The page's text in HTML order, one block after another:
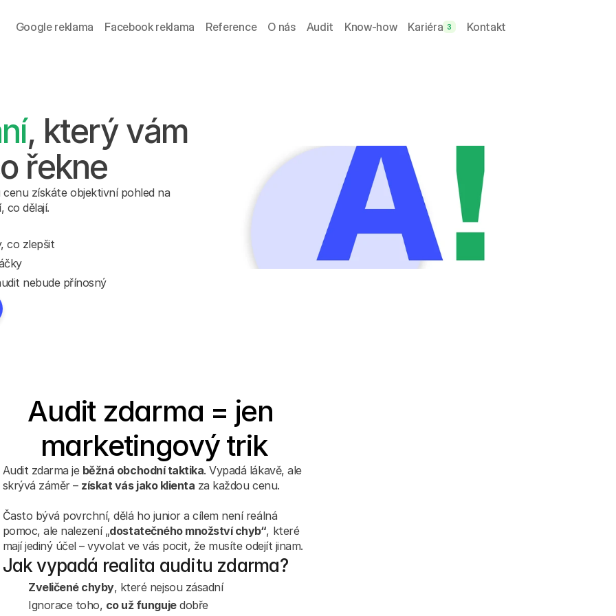
Google reklama Facebook reklama Reference O nás Audit Know-how Kariéra 3 Kontakt
řekne
získáte objektivní pohled na
co dělají.
co zlepšit
nebude přínosný
Audit zdarma = jen
marketingový trik
Audit zdarma je běžná obchodní taktika. Vypadá lákavě, ale
skrývá záměr – získat vás jako klienta za každou cenu.
Často bývá povrchní, dělá ho junior a cílem není reálná
pomoc, ale nalezení „dostatečného množství chyb“, které
mají jediný účel – vyvolat ve vás pocit, že musíte odejít jinam.
Jak vypadá realita auditu zdarma?
Zveličené chyby, které nejsou zásadní
Ignorace toho, co už funguje dobře